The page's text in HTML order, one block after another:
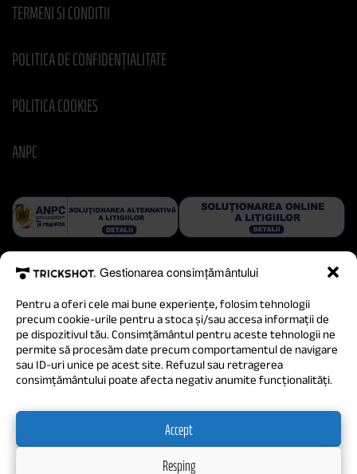
Gestionarea consimțământului
Pentru a oferi cele mai bune experiențe, folosim tehnologii
precum cookie-urile pentru a stoca și/sau accesa informații de
pe dispozitivul tău. Consimțământul pentru aceste tehnologii ne
permite să procesăm date precum comportamentul de navigare
sau ID-uri unice pe acest site. Refuzul sau retragerea
consimțământului poate afecta negativ anumite funcționalități.
Accept
Resping
TERMENI SI CONDITII
POLITICA DE CONFIDENȚIALITATE
POLITICA COOKIES
ANPC